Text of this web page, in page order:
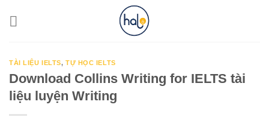
TÀI LIỆU IELTS, TỰ HỌC IELTS
Download Collins Writing for IELTS tài
liệu luyện Writing